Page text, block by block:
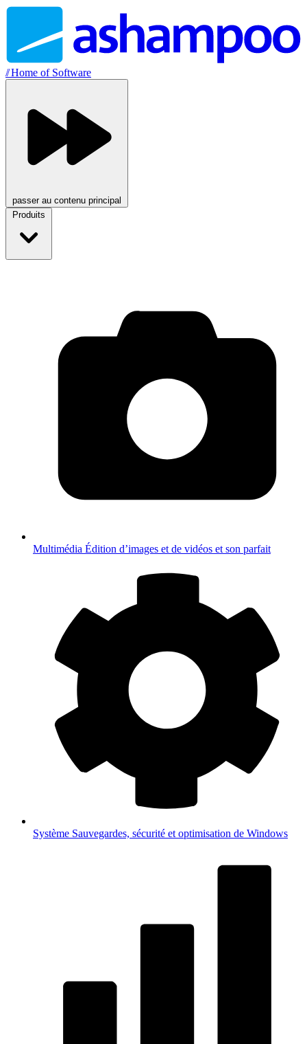
//Home of Software
passer au contenu principal
Produits
Multimédia Édition d’images et de vidéos et son parfait
Système Sauvegardes, sécurité et optimisation de Windows